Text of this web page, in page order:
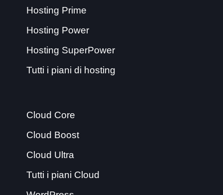
Hosting Prime
Hosting Power
Hosting SuperPower
Tutti i piani di hosting
Cloud Core
Cloud Boost
Cloud Ultra
Tutti i piani Cloud